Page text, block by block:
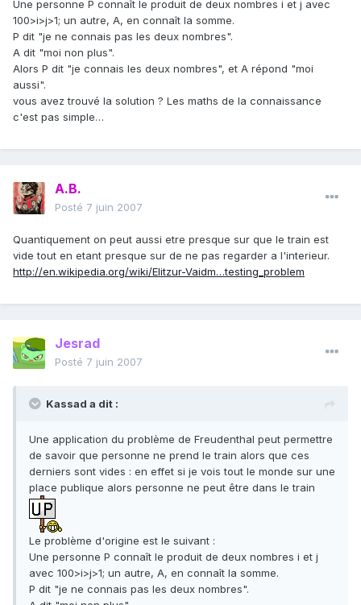
Une personne P connaît le produit de deux nombres i et j avec
100>i>j>1; un autre, A, en connaît la somme.
P dit "je ne connais pas les deux nombres".
A dit "moi non plus".
Alors P dit "je connais les deux nombres", et A répond "moi
aussi".
vous avez trouvé la solution ? Les maths de la connaissance
c'est pas simple…
A.B.
Posté 7 juin 2007
Quantiquement on peut aussi etre presque sur que le train est
vide tout en etant presque sur de ne pas regarder a l'interieur.
http://en.wikipedia.org/wiki/Elitzur-Vaidm…testing_problem
Jesrad
Posté 7 juin 2007
Kassad a dit :
Une application du problème de Freudenthal peut permettre
de savoir que personne ne prend le train alors que ces
derniers sont vides : en effet si je vois tout le monde sur une
place publique alors personne ne peut être dans le train
Le problème d'origine est le suivant :
Une personne P connaît le produit de deux nombres i et j
avec 100>i>j>1; un autre, A, en connaît la somme.
P dit "je ne connais pas les deux nombres".